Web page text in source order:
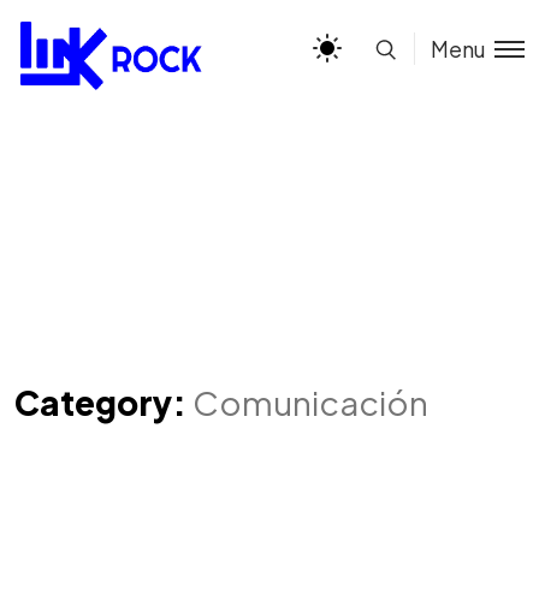
Menu
Category: Comunicación